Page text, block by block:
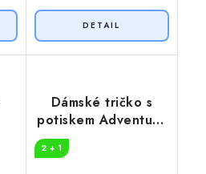
Dámské tričko s
potiskem Adventure
2 + 1